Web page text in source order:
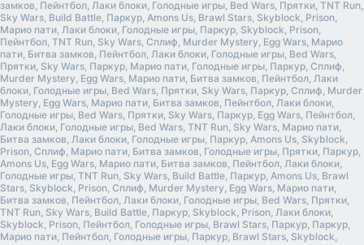
замков, Пейнтбол, Лаки блоки, Голодные игры, Bed Wars, Прятки, TNT Run,
Sky Wars, Build Battle, Паркур, Amons Us, Brawl Stars, Skyblock, Prison,
Марио пати, Лаки блоки, Голодные игры, Паркур, Skyblock, Prison,
Пейнтбол, TNT Run, Sky Wars, Сплиф, Murder Mystery, Egg Wars, Марио
пати, Битва замков, Пейнтбол, Лаки блоки, Голодные игры, Bed Wars,
Прятки, Sky Wars, Паркур, Марио пати, Голодные игры, Паркур, Сплиф,
Murder Mystery, Egg Wars, Марио пати, Битва замков, Пейнтбол, Лаки
блоки, Голодные игры, Bed Wars, Прятки, Sky Wars, Паркур, Сплиф, Murder
Mystery, Egg Wars, Марио пати, Битва замков, Пейнтбол, Лаки блоки,
Голодные игры, Bed Wars, Прятки, Sky Wars, Паркур, Egg Wars, Пейнтбол,
Лаки блоки, Голодные игры, Bed Wars, TNT Run, Sky Wars, Марио пати,
Битва замков, Лаки блоки, Голодные игры, Паркур, Amons Us, Skyblock,
Prison, Сплиф, Марио пати, Битва замков, Голодные игры, Прятки, Паркур,
Amons Us, Egg Wars, Марио пати, Битва замков, Пейнтбол, Лаки блоки,
Голодные игры, TNT Run, Sky Wars, Build Battle, Паркур, Amons Us, Brawl
Stars, Skyblock, Prison, Сплиф, Murder Mystery, Egg Wars, Марио пати,
Битва замков, Пейнтбол, Лаки блоки, Голодные игры, Bed Wars, Прятки,
TNT Run, Sky Wars, Build Battle, Паркур, Skyblock, Prison, Лаки блоки,
Skyblock, Prison, Пейнтбол, Голодные игры, Brawl Stars, Паркур, Паркур,
Марио пати, Пейнтбол, Голодные игры, Паркур, Brawl Stars, Skyblock,